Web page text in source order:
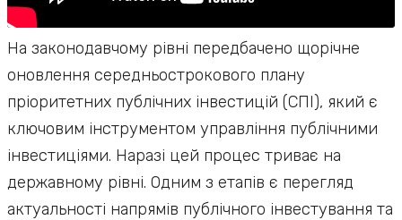
На законодавчому рівні передбачено щорічне
оновлення середньострокового плану
пріоритетних публічних інвестицій (СПІ), який є
ключовим інструментом управління публічними
інвестиціями. Наразі цей процес триває на
державному рівні. Одним з етапів є перегляд
актуальності напрямів публічного інвестування та